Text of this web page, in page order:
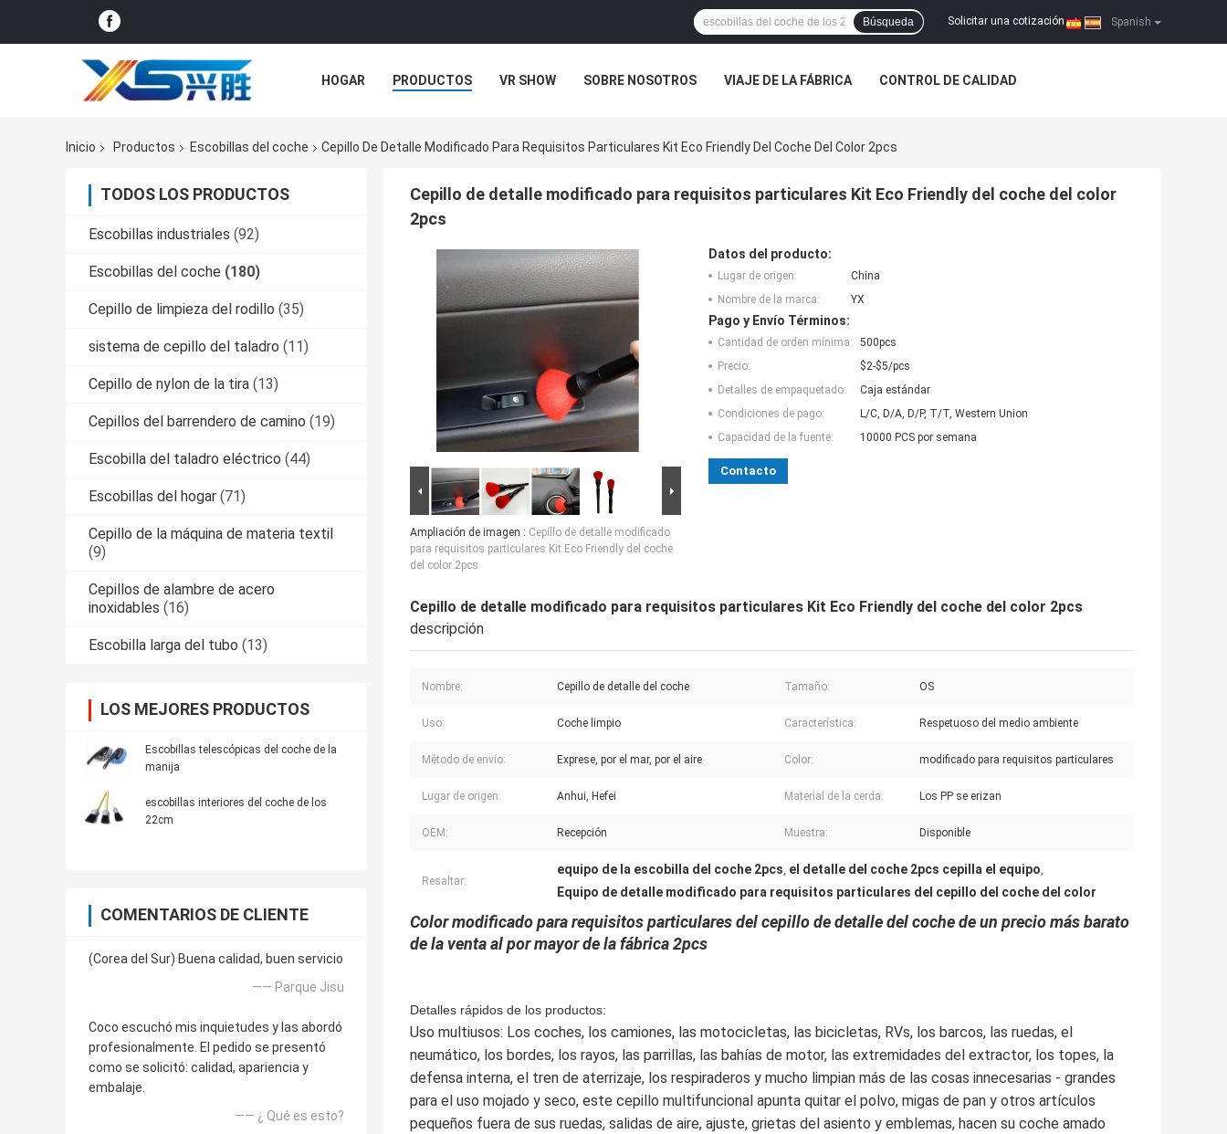
Spanish
Solicitar una cotización |
Búsqueda
HOGAR PRODUCTOS VR SHOW SOBRE NOSOTROS VIAJE DE LA FÁBRICA CONTROL DE CALIDAD
Inicio
Productos Escobillas del coche Cepillo De Detalle Modificado Para Requisitos Particulares Kit Eco Friendly Del Coche Del Color 2pcs
TODOS LOS PRODUCTOS
Escobillas industriales (92)
Escobillas del coche (180)
Cepillo de limpieza del rodillo (35)
sistema de cepillo del taladro (11)
Cepillo de nylon de la tira (13)
Cepillos del barrendero de camino (19)
Escobilla del taladro eléctrico (44)
Escobillas del hogar (71)
Cepillo de la máquina de materia textil
(9)
Cepillos de alambre de acero
inoxidables (16)
Escobilla larga del tubo (13)
LOS MEJORES PRODUCTOS
Escobillas telescópicas del coche de la
manija
escobillas interiores del coche de los
22cm
COMENTARIOS DE CLIENTE
(Corea del Sur) Buena calidad, buen servicio
—— Parque Jisu
Coco escuchó mis inquietudes y las abordó
profesionalmente. El pedido se presentó
como se solicitó: calidad, apariencia y
embalaje.
—— ¿ Qué es esto?
Cepillo de detalle modificado para requisitos particulares Kit Eco Friendly del coche del color
2pcs
Ampliación de imagen : Cepillo de detalle modificado
para requisitos particulares Kit Eco Friendly del coche
del color 2pcs
Datos del producto:
Lugar de origen:
China
Nombre de la marca:
YX
Pago y Envío Términos:
Cantidad de orden mínima:
500pcs
Precio:
$2-$5/pcs
Detalles de empaquetado:
Caja estándar
Condiciones de pago:
L/C, D/A, D/P, T/T, Western Union
Capacidad de la fuente:
10000 PCS por semana
Contacto
Cepillo de detalle modificado para requisitos particulares Kit Eco Friendly del coche del color 2pcs
descripción
Nombre: Cepillo de detalle del coche Tamaño: OS
Uso: Coche limpio Característica: Respetuoso del medio ambiente
Método de envío: Exprese, por el mar, por el aire Color: modificado para requisitos particulares
Lugar de origen: Anhui, Hefei Material de la cerda: Los PP se erizan
OEM: Recepción Muestra: Disponible
Resaltar:
equipo de la escobilla del coche 2pcs, el detalle del coche 2pcs cepilla el equipo,
Equipo de detalle modificado para requisitos particulares del cepillo del coche del color
Color modificado para requisitos particulares del cepillo de detalle del coche de un precio más barato
de la venta al por mayor de la fábrica 2pcs
Detalles rápidos de los productos:
Uso multiusos: Los coches, los camiones, las motocicletas, las bicicletas, RVs, los barcos, las ruedas, el
neumático, los bordes, los rayos, las parrillas, las bahías de motor, las extremidades del extractor, los topes, la
defensa interna, el tren de aterrizaje, los respiraderos y mucho limpian más de las cosas innecesarias - grandes
para el uso mojado y seco, este cepillo multifuncional apunta quitar el polvo, migas de pan y otros artículos
pequeños fuera de sus ruedas, salidas de aire, ajuste, grietas del asiento y emblemas, hacen su coche amado